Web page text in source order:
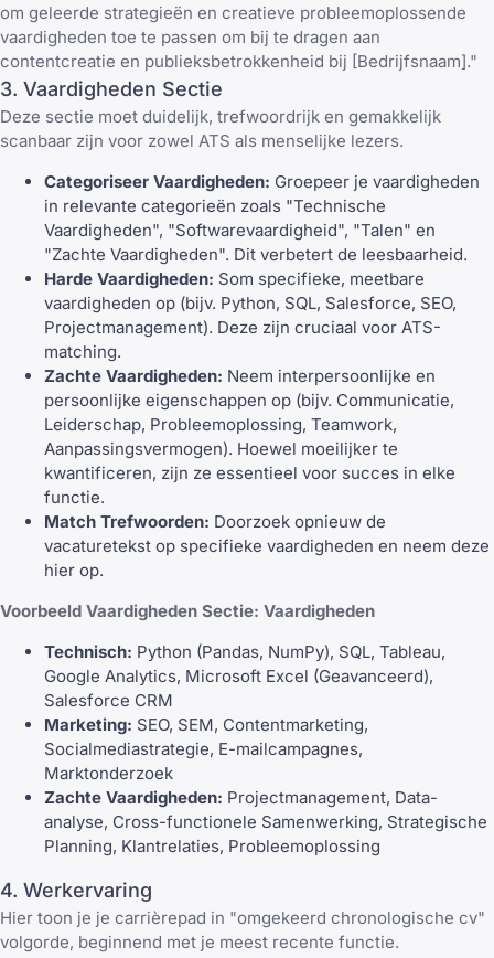
om geleerde strategieën en creatieve probleemoplossende
vaardigheden toe te passen om bij te dragen aan
contentcreatie en publieksbetrokkenheid bij [Bedrijfsnaam]."
3. Vaardigheden Sectie
Deze sectie moet duidelijk, trefwoordrijk en gemakkelijk
scanbaar zijn voor zowel ATS als menselijke lezers.
Categoriseer Vaardigheden: Groepeer je vaardigheden
in relevante categorieën zoals "Technische
Vaardigheden", "Softwarevaardigheid", "Talen" en
"Zachte Vaardigheden". Dit verbetert de leesbaarheid.
Harde Vaardigheden: Som specifieke, meetbare
vaardigheden op (bijv. Python, SQL, Salesforce, SEO,
Projectmanagement). Deze zijn cruciaal voor ATS-
matching.
Zachte Vaardigheden: Neem interpersoonlijke en
persoonlijke eigenschappen op (bijv. Communicatie,
Leiderschap, Probleemoplossing, Teamwork,
Aanpassingsvermogen). Hoewel moeilijker te
kwantificeren, zijn ze essentieel voor succes in elke
functie.
Match Trefwoorden: Doorzoek opnieuw de
vacaturetekst op specifieke vaardigheden en neem deze
hier op.
Voorbeeld Vaardigheden Sectie: Vaardigheden
Technisch: Python (Pandas, NumPy), SQL, Tableau,
Google Analytics, Microsoft Excel (Geavanceerd),
Salesforce CRM
Marketing: SEO, SEM, Contentmarketing,
Socialmediastrategie, E-mailcampagnes,
Marktonderzoek
Zachte Vaardigheden: Projectmanagement, Data-
analyse, Cross-functionele Samenwerking, Strategische
Planning, Klantrelaties, Probleemoplossing
4. Werkervaring
Hier toon je je carrièrepad in "omgekeerd chronologische cv"
volgorde, beginnend met je meest recente functie.